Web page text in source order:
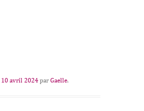
10 avril 2024 par Gaelle.